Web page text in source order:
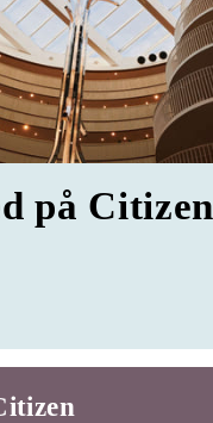
på Citizen